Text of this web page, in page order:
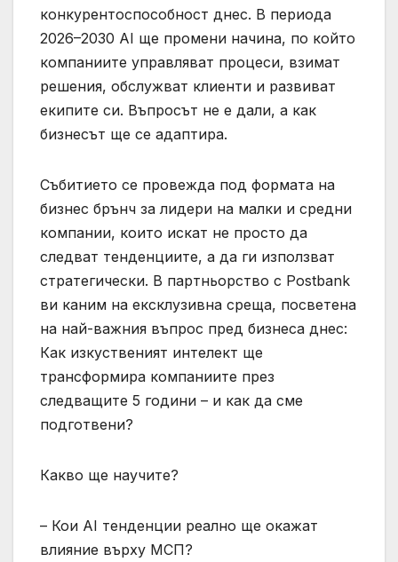
конкурентоспособност днес. В периода
2026–2030 AI ще промени начина, по който
компаниите управляват процеси, взимат
решения, обслужват клиенти и развиват
екипите си. Въпросът не е дали, а как
бизнесът ще се адаптира.
Събитието се провежда под формата на
бизнес брънч за лидери на малки и средни
компании, които искат не просто да
следват тенденциите, а да ги използват
стратегически. В партньорство с Postbank
ви каним на ексклузивна среща, посветена
на най-важния въпрос пред бизнеса днес:
Как изкуственият интелект ще
трансформира компаниите през
следващите 5 години – и как да сме
подготвени?
Какво ще научите?
– Кои AI тенденции реално ще окажат
влияние върху МСП?